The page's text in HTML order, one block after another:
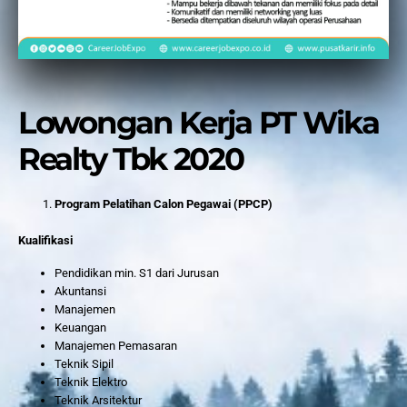
Lowongan Kerja PT Wika
Realty Tbk 2020
Program Pelatihan Calon Pegawai (PPCP)
Kualifikasi
Pendidikan min. S1 dari Jurusan
Akuntansi
Manajemen
Keuangan
Manajemen Pemasaran
Teknik Sipil
Teknik Elektro
Teknik Arsitektur